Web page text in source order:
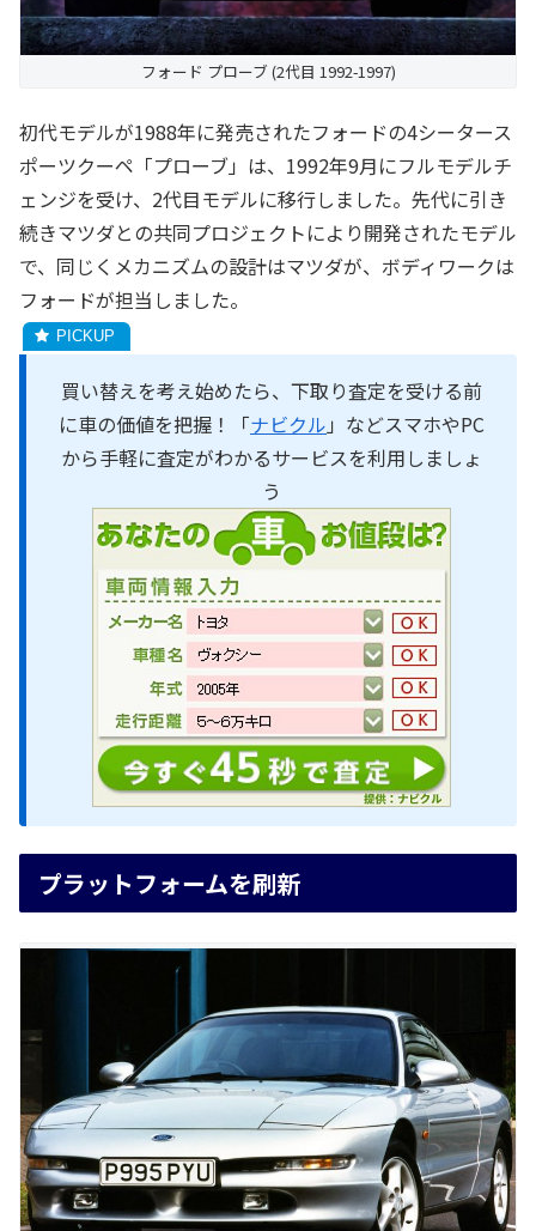
フォード プローブ (2代目 1992-1997)
初代モデルが1988年に発売されたフォードの4シータース
ポーツクーペ「プローブ」は、1992年9月にフルモデルチ
ェンジを受け、2代目モデルに移行しました。先代に引き
続きマツダとの共同プロジェクトにより開発されたモデル
で、同じくメカニズムの設計はマツダが、ボディワークは
フォードが担当しました。
買い替えを考え始めたら、下取り査定を受ける前
に車の価値を把握！「ナビクル 」などスマホやPC
から手軽に査定がわかるサービスを利用しましょ
う
プラットフォームを刷新